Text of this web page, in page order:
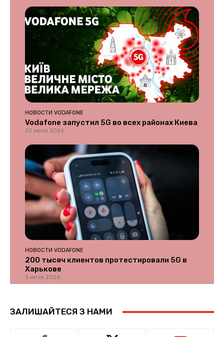
НОВОСТИ VODAFONE
Vodafone запустил 5G во всех районах Киева
22 июля 2026
НОВОСТИ VODAFONE
200 тысяч клиентов протестировали 5G в
Харькове
3 июля 2026
ЗАЛИШАЙТЕСЯ З НАМИ